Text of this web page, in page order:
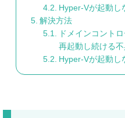
Hyper-Vが起動し
解決方法
ドメインコント
再起動し続ける
Hyper-Vが起動し